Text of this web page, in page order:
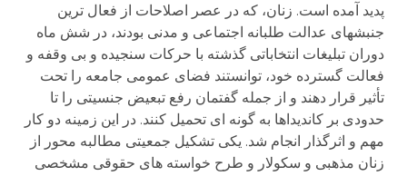
پدید آمده است. زنان، که در عصر اصلاحات از فعال ترین
جنبشهای عدالت طلبانه اجتماعی و مدنی بودند، در شش ماه
دوران تبلیغات انتخاباتی گذشته با حرکات سنجیده و بی وقفه و
فعالت گسترده خود، توانستند فضای عمومی جامعه را تحت
تأثیر قرار دهند و از جمله گفتمان رفع تبعیض جنسیتی را تا
حدودی بر کاندیداها به گونه ای تحمیل کنند. در این زمینه دو کار
مهم و اثرگذار انجام شد. یکی تشکیل جمعیتی مطالبه محور از
زنان مذهبی و سکولار و طرح خواسته های حقوقی مشخصی